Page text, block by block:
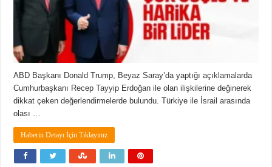
ABD Başkanı Donald Trump, Beyaz Saray’da yaptığı açıklamalarda
Cumhurbaşkanı Recep Tayyip Erdoğan ile olan ilişkilerine değinerek
dikkat çeken değerlendirmelerde bulundu. Türkiye ile İsrail arasında
olası …
Haberin Detayı İçin Tıklayınız